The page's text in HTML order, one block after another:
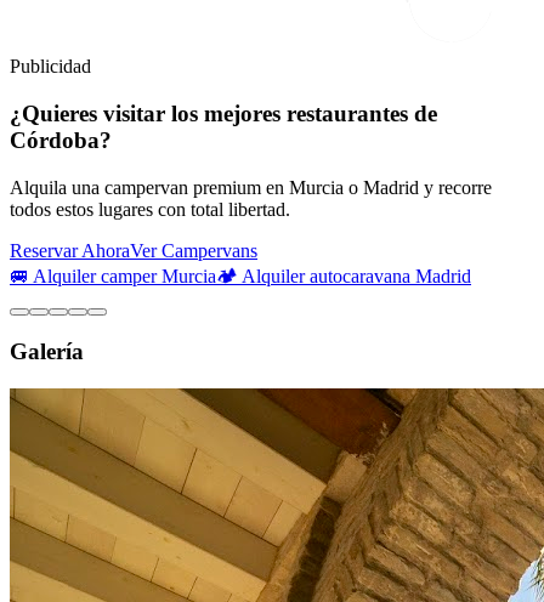
Publicidad
¿Quieres visitar los mejores restaurantes de
Córdoba?
Alquila una campervan premium en Murcia o Madrid y recorre
todos estos lugares con total libertad.
Reservar AhoraVer Campervans
🚐 Alquiler camper Murcia🏕️ Alquiler autocaravana Madrid
Galería